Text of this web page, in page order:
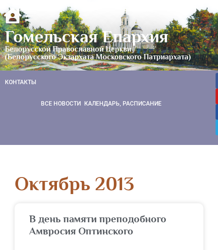
Гомельская Епархия
Белорусской Православной Церкви
(Белорусского Экзархата Московского Патриархата)
КОНТАКТЫ
ВСЕ НОВОСТИ КАЛЕНДАРЬ, РАСПИСАНИЕ
Октябрь 2013
В день памяти преподобного
Амвросия Оптинского